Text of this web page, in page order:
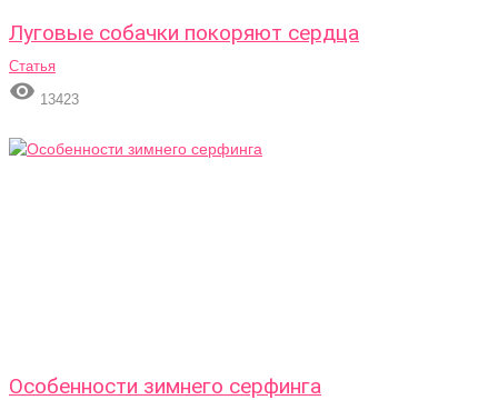
Луговые собачки покоряют сердца
Статья
 13423
Особенности зимнего серфинга